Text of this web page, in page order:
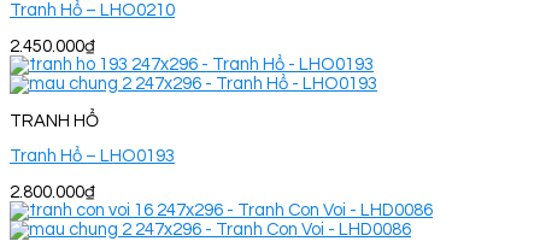
Tranh Hổ – LHO0210
2.450.000₫
TRANH HỔ
Tranh Hổ – LHO0193
2.800.000₫